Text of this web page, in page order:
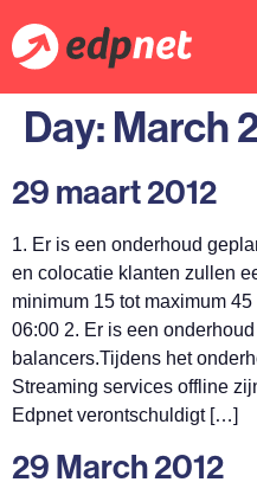
Day: March
29 maart 2012
1. Er is een onderhoud
en colocatie klanten zullen
minimum 15 tot maximum
06:00 2. Er is een
balancers.Tijdens het
Streaming services offline
Edpnet verontschuldigt […]
29 March 2012